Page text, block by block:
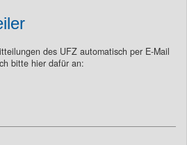
des UFZ automatisch per E-Mail
bitte hier dafür an: